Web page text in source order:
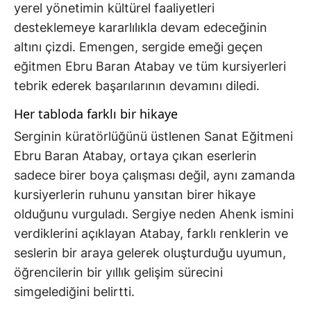
yerel yönetimin kültürel faaliyetleri
desteklemeye kararlılıkla devam edeceğinin
altını çizdi. Emengen, sergide emeği geçen
eğitmen Ebru Baran Atabay ve tüm kursiyerleri
tebrik ederek başarılarının devamını diledi.
Her tabloda farklı bir hikaye
Serginin küratörlüğünü üstlenen Sanat Eğitmeni
Ebru Baran Atabay, ortaya çıkan eserlerin
sadece birer boya çalışması değil, aynı zamanda
kursiyerlerin ruhunu yansıtan birer hikaye
olduğunu vurguladı. Sergiye neden Ahenk ismini
verdiklerini açıklayan Atabay, farklı renklerin ve
seslerin bir araya gelerek oluşturduğu uyumun,
öğrencilerin bir yıllık gelişim sürecini
simgelediğini belirtti.